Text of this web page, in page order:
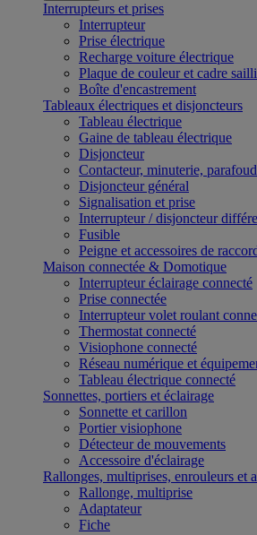
Interrupteurs et prises
Interrupteur
Prise électrique
Recharge voiture électrique
Plaque de couleur et cadre
Boîte d'encastrement
Tableaux électriques et disjoncteurs
Tableau électrique
Gaine de tableau électrique
Disjoncteur
Contacteur, minuterie,
Disjoncteur général
Signalisation et prise
Interrupteur / disjoncteur
Fusible
Peigne et accessoires de
Maison connectée & Domotique
Interrupteur éclairage connecté
Prise connectée
Interrupteur volet roulant
Thermostat connecté
Visiophone connecté
Réseau numérique et
Tableau électrique connecté
Sonnettes, portiers et éclairage
Sonnette et carillon
Portier visiophone
Détecteur de mouvements
Accessoire d'éclairage
Rallonges, multiprises, enrouleurs et
Rallonge, multiprise
Adaptateur
Fiche